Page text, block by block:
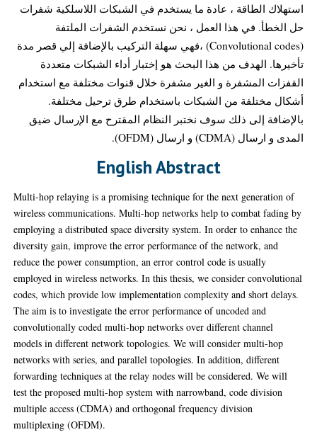
استهلاك الطاقة ، عادة ما يستخدم في الشبكات اللاسلكية شفرات
حل الخطأ. في هذا العمل ، نحن نستخدم الشفرات الملتفة
(Convolutional codes) ،فهي سهلة التركيب بالإضافة إلي قصر مدة
تأخيرها. الهدف من هذا البحث هو إختبار أداء الشبكات متعددة
القفزات المشفرة و الغير مشفرة خلال قنوات مختلفة مع استخدام
أشكال مختلفة من الشبكات باستخدام طرق ترحيل مختلفة.
بالإضافة إلى ذلك سوف نختبر النظام المقترح مع الإرسال ضيق
المدى و ارسال (CDMA) و ارسال (OFDM).
English Abstract
Multi-hop relaying is a promising technique for the next generation of
wireless communications. Multi-hop networks help to combat fading by
employing a distributed space diversity system. In order to enhance the
diversity gain, improve the error performance of the network, and
reduce the power consumption, an error control code is usually
employed in wireless networks. In this thesis, we consider convolutional
codes, which provide low implementation complexity and short delays.
The aim is to investigate the error performance of uncoded and
convolutionally coded multi-hop networks over different channel
models in different network topologies. We will consider multi-hop
networks with series, and parallel topologies. In addition, different
forwarding techniques at the relay nodes will be considered. We will
test the proposed multi-hop system with narrowband, code division
multiple access (CDMA) and orthogonal frequency division
multiplexing (OFDM).